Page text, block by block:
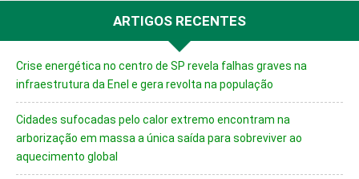
ARTIGOS RECENTES
Crise energética no centro de SP revela falhas graves na
infraestrutura da Enel e gera revolta na população
Cidades sufocadas pelo calor extremo encontram na
arborização em massa a única saída para sobreviver ao
aquecimento global